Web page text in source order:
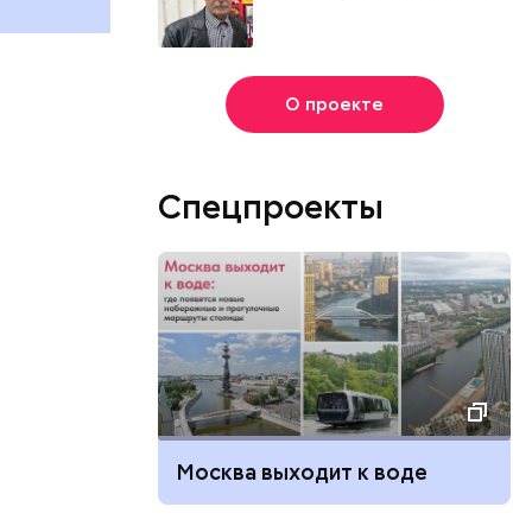
О проекте
Спецпроекты
Москва выходит к воде